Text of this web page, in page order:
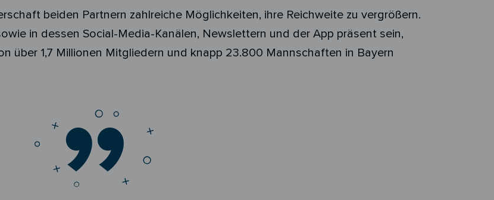
beiden Partnern zahlreiche Möglichkeiten, ihre Reichweite zu vergrößern.
in dessen Social-Media-Kanälen, Newslettern und der App präsent sein,
über 1,7 Millionen Mitgliedern und knapp 23.800 Mannschaften in Bayern